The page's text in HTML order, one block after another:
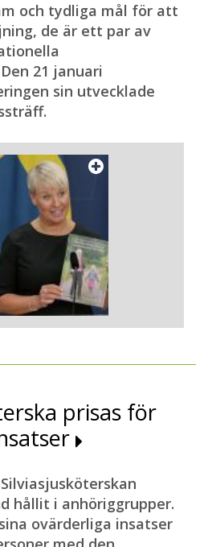
och tydliga mål för att
de är ett par av
21 januari
sin utvecklade
prisas för
hållit i anhöriggrupper.
ovärderliga insatser